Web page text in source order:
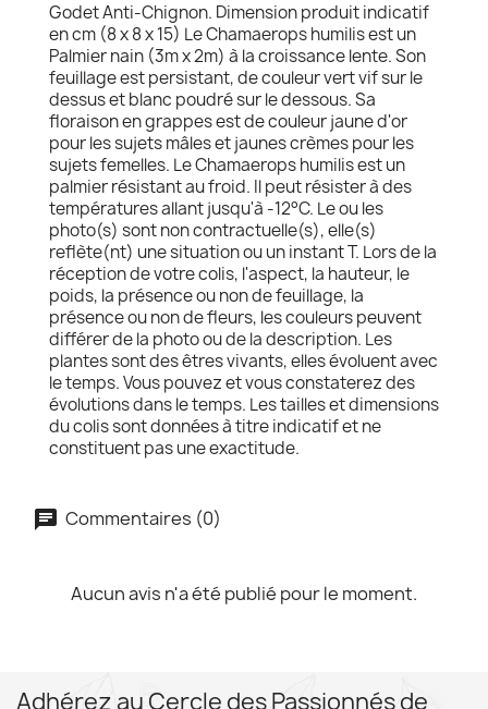
Godet Anti-Chignon. Dimension produit indicatif
en cm (8 x 8 x 15) Le Chamaerops humilis est un
Palmier nain (3m x 2m) à la croissance lente. Son
feuillage est persistant, de couleur vert vif sur le
dessus et blanc poudré sur le dessous. Sa
floraison en grappes est de couleur jaune d'or
pour les sujets mâles et jaunes crèmes pour les
sujets femelles. Le Chamaerops humilis est un
palmier résistant au froid. Il peut résister à des
températures allant jusqu'à -12°C. Le ou les
photo(s) sont non contractuelle(s), elle(s)
reflète(nt) une situation ou un instant T. Lors de la
réception de votre colis, l'aspect, la hauteur, le
poids, la présence ou non de feuillage, la
présence ou non de fleurs, les couleurs peuvent
différer de la photo ou de la description. Les
plantes sont des êtres vivants, elles évoluent avec
le temps. Vous pouvez et vous constaterez des
évolutions dans le temps. Les tailles et dimensions
du colis sont données à titre indicatif et ne
constituent pas une exactitude.
Commentaires (0)
Aucun avis n'a été publié pour le moment.
Adhérez au Cercle des Passionnés de